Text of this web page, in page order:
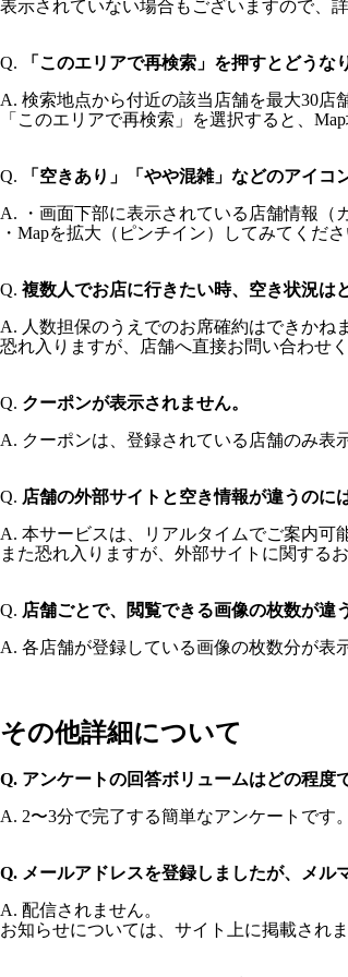
表示されていない場合もございますので、
Q.
「このエリアで再検索」を押すとどうな
A. 検索地点から付近の該当店舗を最大30店
「このエリアで再検索」を選択すると、
Q.
「空きあり」「やや混雑」などのアイ
A. ・画面下部に表示されている店舗情報（
・Mapを拡大（ピンチイン）してみてくださ
Q. 複数人でお店に行きたい時、空き状況は
A. 人数担保のうえでのお席確約はできかね
恐れ入りますが、店舗へ直接お問い合わせく
Q. クーポンが表示されません。
A. クーポンは、登録されている店舗のみ表
Q. 店舗の外部サイトと空き情報が違うのに
A. 本サービスは、リアルタイムでご案内可
また恐れ入りますが、外部サイトに関する
Q. 店舗ごとで、閲覧できる画像の枚数が違
A. 各店舗が登録している画像の枚数分が表
その他詳細について
Q. アンケートの回答ボリュームはどの程度
A. 2〜3分で完了する簡単なアンケートです
Q. メールアドレスを登録しましたが、メル
A. 配信されません。
お知らせについては、サイト上に掲載されま